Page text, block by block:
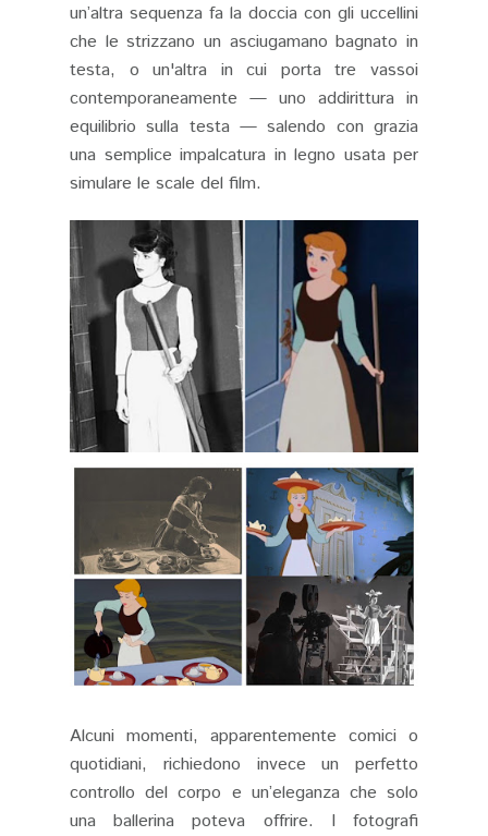
un’altra sequenza fa la doccia con gli uccellini
che le strizzano un asciugamano bagnato in
testa, o un'altra in cui porta tre vassoi
contemporaneamente — uno addirittura in
equilibrio sulla testa — salendo con grazia
una semplice impalcatura in legno usata per
simulare le scale del film.
Alcuni momenti, apparentemente comici o
quotidiani, richiedono invece un perfetto
controllo del corpo e un’eleganza che solo
una ballerina poteva offrire. I fotografi